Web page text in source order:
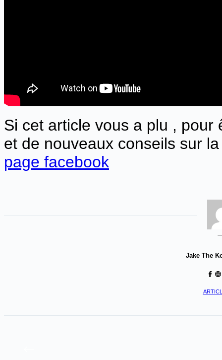
Si cet article vous a plu , pour
et de nouveaux conseils sur
page facebook
Jake The